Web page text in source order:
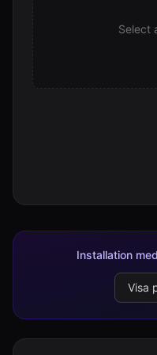
Select
Installation
Visa